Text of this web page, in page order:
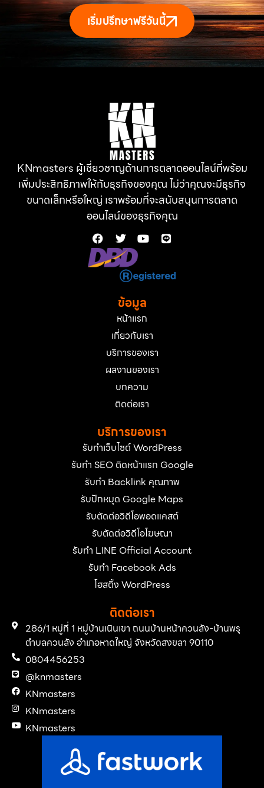
เริ่มปรึกษาฟรีวันนี้
KNmasters ผู้เชี่ยวชาญด้านการตลาดออนไลน์ที่พร้อม
เพิ่มประสิทธิภาพให้กับธุรกิจของคุณ ไม่ว่าคุณจะมีธุรกิจ
ขนาดเล็กหรือใหญ่ เราพร้อมที่จะสนับสนุนการตลาด
ออนไลน์ของธุรกิจคุณ
ข้อมูล
หน้าแรก
เกี่ยวกับเรา
บริการของเรา
ผลงานของเรา
บทความ
ติดต่อเรา
บริการของเรา
รับทำเว็บไซต์ WordPress
รับทำ SEO ติดหน้าแรก Google
รับทำ Backlink คุณภาพ
รับปักหมุด Google Maps
รับตัดต่อวิดีโอพอดแคสต์
รับตัดต่อวิดีโอโฆษณา
รับทำ LINE Official Account
รับทำ Facebook Ads
โฮสติ้ง WordPress
ติดต่อเรา
286/1 หมู่ที่ 1 หมู่บ้านเนินเขา ถนนบ้านหน้าควนลัง-บ้านพรุ
ตำบลควนลัง อำเภอหาดใหญ่ จังหวัดสงขลา 90110
0804456253
@knmasters
KNmasters
KNmasters
KNmasters